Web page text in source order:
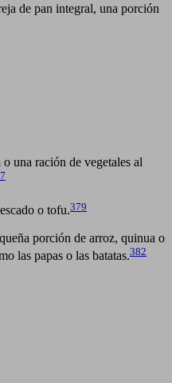
de pan integral, una porción
una ración de vegetales al
o tofu.379
porción de arroz, quinua o
las papas o las batatas.382